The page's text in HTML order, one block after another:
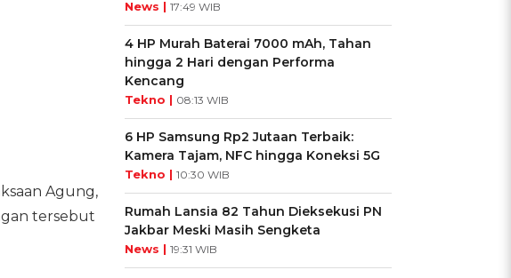
Agung,
tersebut
News | 17:49 WIB
4 HP Murah Baterai 7000 mAh, Tahan
hingga 2 Hari dengan Performa
Kencang
Tekno | 08:13 WIB
6 HP Samsung Rp2 Jutaan Terbaik:
Kamera Tajam, NFC hingga Koneksi 5G
Tekno | 10:30 WIB
Rumah Lansia 82 Tahun Dieksekusi PN
Jakbar Meski Masih Sengketa
News | 19:31 WIB